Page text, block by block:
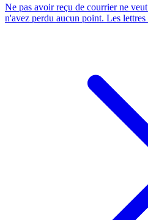
Ne pas avoir reçu de courrier ne
n'avez perdu aucun point. Les lettres